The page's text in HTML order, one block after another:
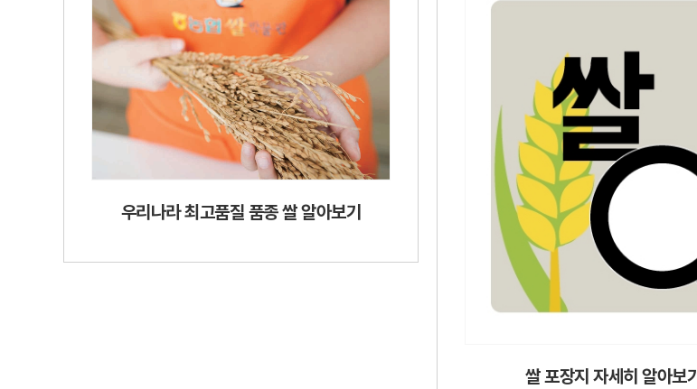
우리나라 최고품질 품종 쌀 알아보기
쌀 포장지 자세히 알아보기